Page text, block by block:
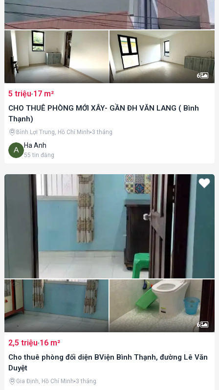
6
5 triệu 17 m²
CHO THUÊ PHÒNG MỚI XÂY- GẦN ĐH VĂN LANG ( Bình
Thạnh)
Ha Anh
55 tin đăng
Bình Lợi Trung, Hồ Chí Minh 3 tháng
6
2,5 triệu 16 m²
Cho thuê phòng đối diện BViện Bình Thạnh, đường Lê Văn
Duyệt
Gia Định, Hồ Chí Minh 3 tháng